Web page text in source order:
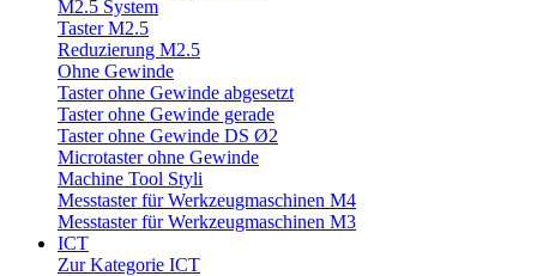
M2.5 System
Taster M2.5
Reduzierung M2.5
Ohne Gewinde
Taster ohne Gewinde abgesetzt
Taster ohne Gewinde gerade
Taster ohne Gewinde DS Ø2
Microtaster ohne Gewinde
Machine Tool Styli
Messtaster für Werkzeugmaschinen M4
Messtaster für Werkzeugmaschinen M3
ICT
Zur Kategorie ICT